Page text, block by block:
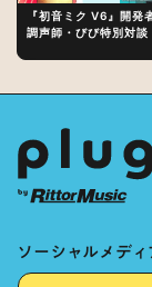
『初音ミク V6』開発
調声師・びび特別対談
ソーシャルメデ